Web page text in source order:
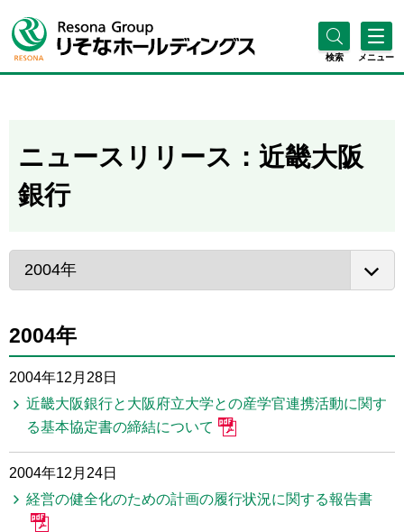
検索 メニュー
ニュースリリース：近畿大阪
銀行
2004年
2004年12月28日
近畿大阪銀行と大阪府立大学との産学官連携活動に関す
る基本協定書の締結について
2004年12月24日
経営の健全化のための計画の履行状況に関する報告書